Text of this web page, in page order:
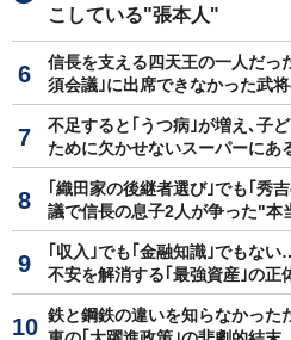
こしている"張本人"
信長を支える四天王の一人だ
須会議｣に出席できなかった武
不足すると｢うつ病｣が増え､子
ために欠かせないスーパーにあ
｢織田家の後継者選び｣でも｢秀
議で信長の息子2人が争った"本
｢収入｣でも｢金融知識｣でもな
不安を解消する｢最強資産｣の正
鉄と鋼鉄の違いを知らなかっ